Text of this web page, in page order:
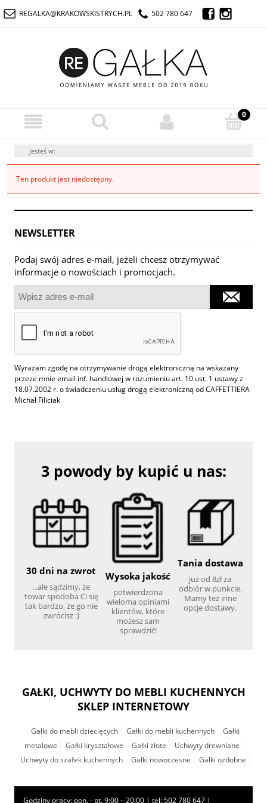
REGALKA@KRAKOWSKISTRYCH.PL 502 780 647
Jesteś w:
Ten produkt jest niedostępny.
NEWSLETTER
Podaj swój adres e-mail, jeżeli chcesz otrzymywać
informacje o nowościach i promocjach.
Wyrażam zgodę na otrzymywanie drogą elektroniczną na wskazany
przeze mnie email inf. handlowej w rozumieniu art. 10 ust. 1 ustawy z
18.07.2002 r. o świadczeniu usług drogą elektroniczną od CAFFETTIERA
Michał Filiciak
3 powody by kupić u nas:
30 dni na zwrot
...ale sądzimy, że
towar spodoba Ci się
tak bardzo, że go nie
zwrócisz :)
Wysoka jakość
potwierdzona
wieloma opiniami
klientów, które
możesz sam
sprawdzić!
Tania dostawa
już od 8zł za
odbiór w punkcie.
Mamy też inne
opcje dostawy.
GAŁKI, UCHWYTY DO MEBLI KUCHENNYCH
SKLEP INTERNETOWY
Gałki do mebli dziecięcych Gałki do mebli kuchennych
Gałki
metalowe
Gałki kryształowe Gałki złote
Uchwyty drewniane
Uchwyty do szafek kuchennych
Gałki nowoczesne Gałki ozdobne
Godziny pracy: pon. - pt. 9:00 – 20:00 | tel:502 780 647 |